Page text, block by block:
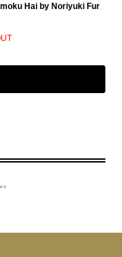
Hai by Noriyuki Fur